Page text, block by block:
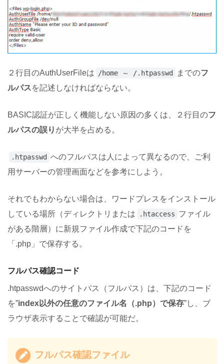
２行目のAuthUserFileは /home ～ /.htpasswd までのフ
ルパスを記述しなければならない。
BASIC認証が正しく機能しない原因の多くは、２行目のフ
ルパスの誤り が大半を占める。
.htpasswd へのフルパスは人によって異なるので、ご利
用サーバーの管理画面などを参考にしよう。
それでもわからない場合は、ワードプレスをインストール
している場所（ディレクトリまたは
.htaccess ファイル
がある階層）に新規ファイル作成で下記のコードを
「.php」で保存する。
フルパス確認コード
.htpasswdへのサイトパス（フルパス）は、下記のコード
を”index以外の任意のファイル名（.php）で保存”し、ブ
ラウザ表示することで確認が可能だ。
フルパス確認ファイル